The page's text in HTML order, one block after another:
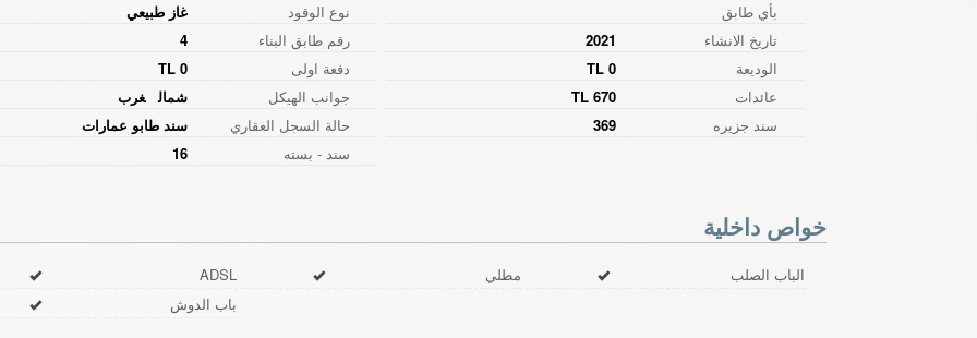
نوع الوقود
غاز طبيعي
بأي طابق
رقم طابق البناء
4 تاريخ الانشاء
2021
دفعة اولى
0 TL الوديعة
0 TL
جوانب الهيكل
شمال غرب عائدات
670 TL
حالة السجل العقاري
سند طابو عمارات سند جزیره
369
سند - بسته
16
خواص داخلية
ADSL مطلي
الباب الصلب
باب الدوش